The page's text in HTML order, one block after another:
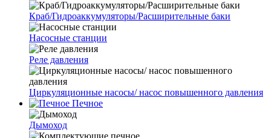
Краб/Гидроаккумуляторы/Расширительные баки
Насосные станции
Реле давления
Циркуляционные насосы/ насос повышенного давления
Печное
Дымоход